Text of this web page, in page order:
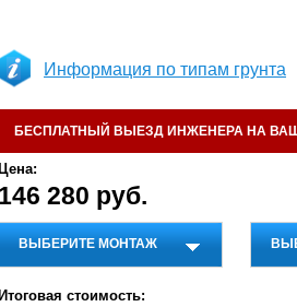
Информация по типам грунта
БЕСПЛАТНЫЙ ВЫЕЗД ИНЖЕНЕРА НА
Цена:
146 280 руб.
ВЫБЕРИТЕ МОНТАЖ
Итоговая стоимость: